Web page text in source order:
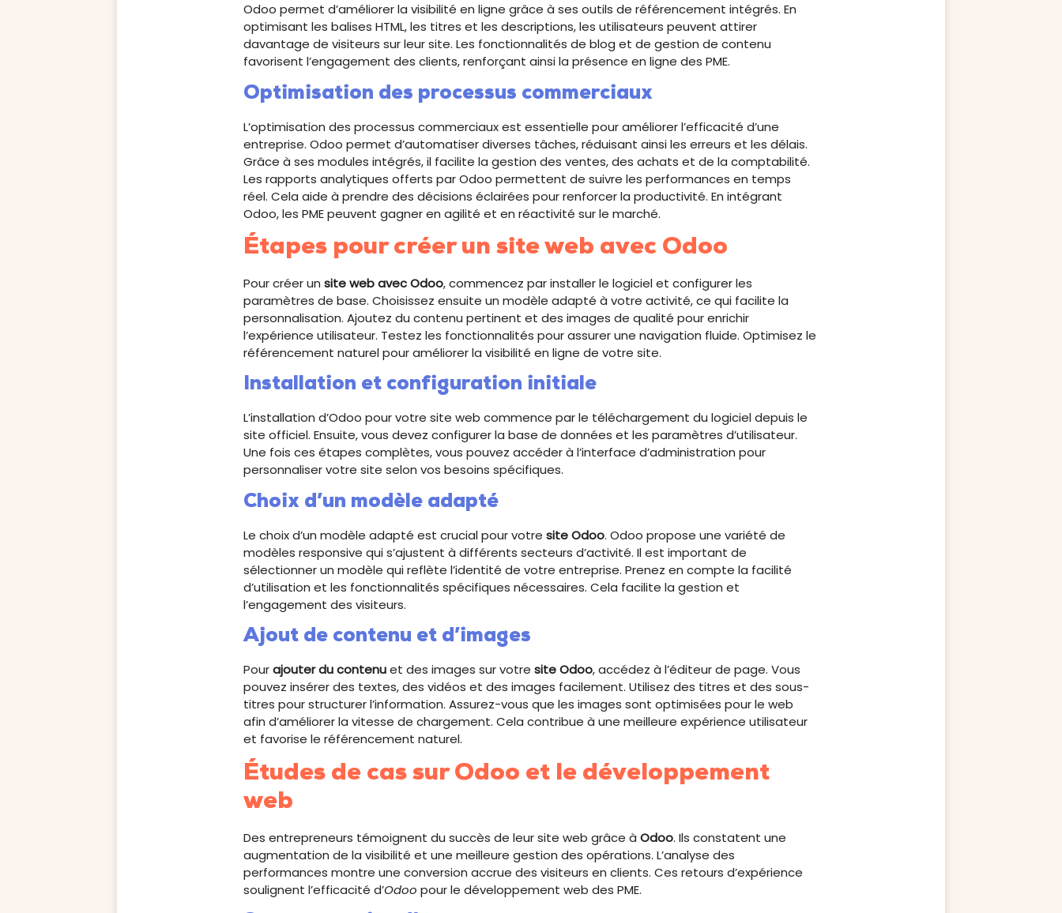
Odoo permet d’améliorer la visibilité en ligne grâce à ses outils de référencement intégrés. En
optimisant les balises HTML, les titres et les descriptions, les utilisateurs peuvent attirer
davantage de visiteurs sur leur site. Les fonctionnalités de blog et de gestion de contenu
favorisent l’engagement des clients, renforçant ainsi la présence en ligne des PME.
Optimisation des processus commerciaux
L’optimisation des processus commerciaux est essentielle pour améliorer l’efficacité d’une
entreprise. Odoo permet d’automatiser diverses tâches, réduisant ainsi les erreurs et les délais.
Grâce à ses modules intégrés, il facilite la gestion des ventes, des achats et de la comptabilité.
Les rapports analytiques offerts par Odoo permettent de suivre les performances en temps
réel. Cela aide à prendre des décisions éclairées pour renforcer la productivité. En intégrant
Odoo, les PME peuvent gagner en agilité et en réactivité sur le marché.
Étapes pour créer un site web avec Odoo
Pour créer unsite web avec Odoo, commencez par installer le logiciel et configurer les
paramètres de base. Choisissez ensuite un modèle adapté à votre activité, ce qui facilite la
personnalisation. Ajoutez du contenu pertinent et des images de qualité pour enrichir
l’expérience utilisateur. Testez les fonctionnalités pour assurer une navigation fluide. Optimisez le
référencement naturel pour améliorer la visibilité en ligne de votre site.
Installation et configuration initiale
L’installation d’Odoo pour votre site web commence par le téléchargement du logiciel depuis le
site officiel. Ensuite, vous devez configurer la base de données et les paramètres d’utilisateur.
Une fois ces étapes complètes, vous pouvez accéder à l’interface d’administration pour
personnaliser votre site selon vos besoins spécifiques.
Choix d’un modèle adapté
Le choix d’un modèle adapté est crucial pour votresite Odoo. Odoo propose une variété de
modèles responsive qui s’ajustent à différents secteurs d’activité. Il est important de
sélectionner un modèle qui reflète l’identité de votre entreprise. Prenez en compte la facilité
d’utilisation et les fonctionnalités spécifiques nécessaires. Cela facilite la gestion et
l’engagement des visiteurs.
Ajout de contenu et d’images
Pourajouter du contenuet des images sur votresite Odoo, accédez à l’éditeur de page. Vous
pouvez insérer des textes, des vidéos et des images facilement. Utilisez des titres et des sous-
titres pour structurer l’information. Assurez-vous que les images sont optimisées pour le web
afin d’améliorer la vitesse de chargement. Cela contribue à une meilleure expérience utilisateur
et favorise le référencement naturel.
Études de cas sur Odoo et le développement
web
Des entrepreneurs témoignent du succès de leur site web grâce àOdoo. Ils constatent une
augmentation de la visibilité et une meilleure gestion des opérations. L’analyse des
performances montre une conversion accrue des visiteurs en clients. Ces retours d’expérience
soulignent l’efficacité d’Odoo pour le développement web des PME.